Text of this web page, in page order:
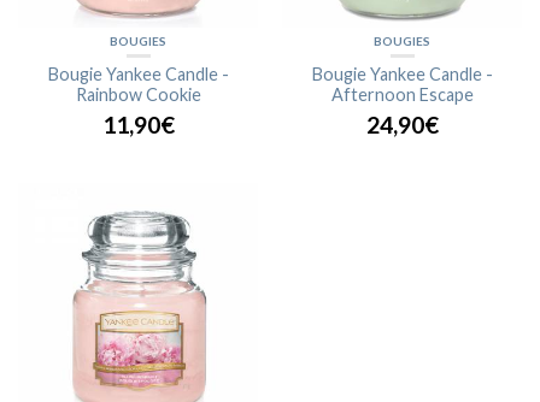
BOUGIES
Bougie Yankee Candle -
Rainbow Cookie
11,90€
BOUGIES
Bougie Yankee Candle -
Afternoon Escape
24,90€